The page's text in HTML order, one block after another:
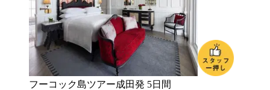
フーコック島ツアー成田発 5日間